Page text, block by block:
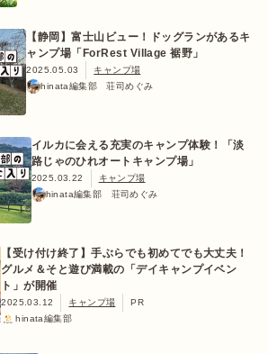
【静岡】富士山ビュー！ドッグランがあるキ
ャンプ場「ForRest Village 裾野」
2025.05.03
キャンプ場
hinata編集部 荘司めぐみ
イルカに会える充実のキャンプ体験！「淡
路じゃのひれオートキャンプ場」
2025.03.22
キャンプ場
hinata編集部 荘司めぐみ
【受け付け終了】手ぶらでも初めてでも大丈夫！
グルメ＆そと遊び満載の「デイキャンプイベン
ト」が開催
2025.03.12 キャンプ場
PR
hinata編集部
ログイン/会員登録
検索
ショップ